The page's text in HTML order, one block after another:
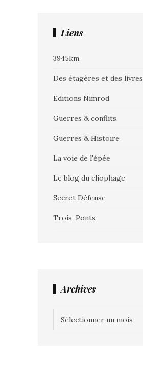
Liens
3945km
Des étagères et des livres
Editions Nimrod
Guerres & conflits.
Guerres & Histoire
La voie de l'épée
Le blog du cliophage
Secret Défense
Trois-Ponts
Archives